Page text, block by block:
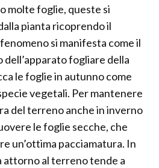
molte foglie, queste si
pianta ricoprendo il
si manifesta come il
fogliare della
le foglie in autunno come
vegetali. Per mantenere
del terreno anche in inverno
le foglie secche, che
un’ottima pacciamatura. In
attorno al terreno tende a